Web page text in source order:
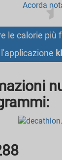
Acorda
le calorie più
l'applicazione